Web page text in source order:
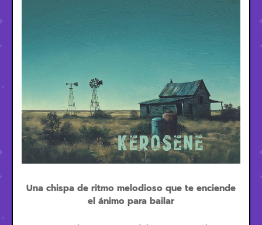
Una chispa de ritmo melodioso que te enciende
el ánimo para bailar